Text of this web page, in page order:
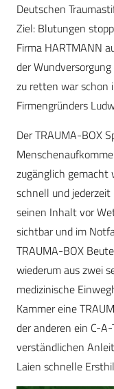
Deutschen
Ziel: Blutungen
Firma HARTMANN
der
zu retten war schon
Firmengründers
Der TRAUMA-BOX
zugänglich gemacht
schnell und
seinen Inhalt vor
sichtbar und im
TRAUMA-BOX
wiederum aus zwei
medizinische
Kammer eine
der anderen ein C-
verständlichen
Laien schnelle